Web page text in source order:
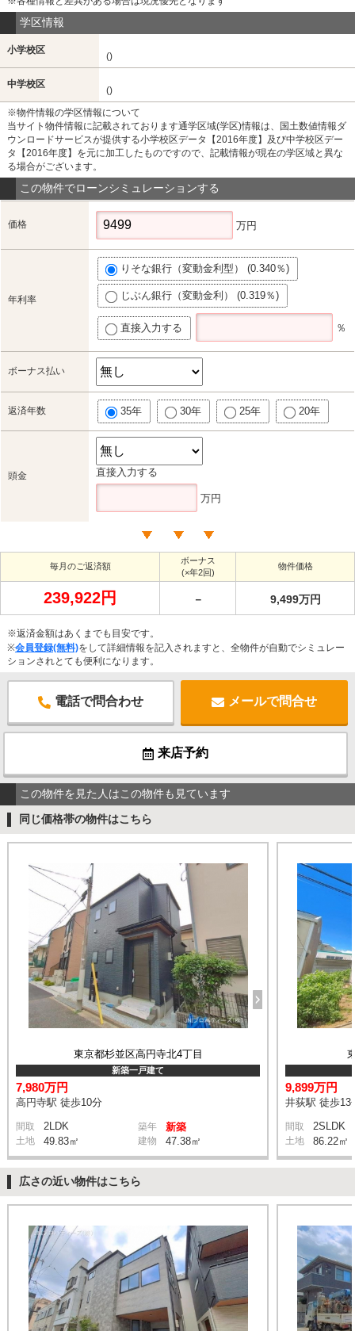
学区情報
小学校区
()
中学校区
()
※物件情報の学区情報について
当サイト物件情報に記載されております通学区域(学区)情報は、国土数値情報ダ
ウンロードサービスが提供する小学校区データ【2016年度】及び中学校区デー
タ【2016年度】を元に加工したものですので、記載情報が現在の学区域と異な
る場合がございます。
この物件でローンシミュレーションする
価格 万円
年利率
りそな銀行（変動金利型） (0.340％)
じぶん銀行（変動金利） (0.319％)
直接入力する ％
ボーナス払い
返済年数 35年 30年 25年 20年
頭金 直接入力する
万円
毎月のご返済額
ボーナス
(×年2回)
物件価格
239,922円 － 9,499万円
※返済金額はあくまでも目安です。
※会員登録(無料)をして詳細情報を記入されますと、全物件が自動でシミュレー
ションされとても便利になります。
電話で問合わせ メールで問合せ
来店予約
この物件を見た人はこの物件も見ています
同じ価格帯の物件はこちら
東京都杉並区高円寺北4丁目
新築一戸建て
7,980万円
高円寺駅 徒歩10分
間取 2LDK 築年 新築
土地 49.83㎡ 建物 47.38㎡
9,899万円
井荻駅 徒歩13
間取 2SLDK
土地 86.22㎡
広さの近い物件はこちら